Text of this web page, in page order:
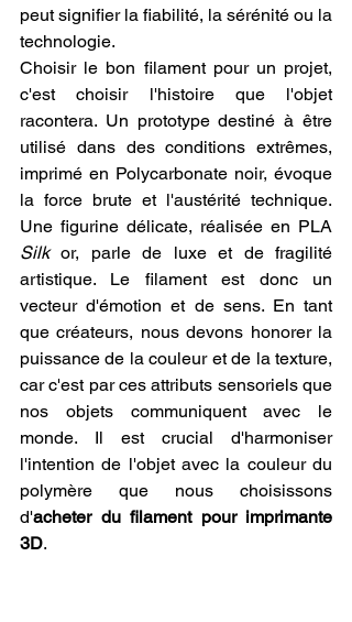
peut signifier la fiabilité, la sérénité ou la
technologie.
Choisir le bon filament pour un projet,
c'est choisir l'histoire que l'objet
racontera. Un prototype destiné à être
utilisé dans des conditions extrêmes,
imprimé en Polycarbonate noir, évoque
la force brute et l'austérité technique.
Silk or, parle de luxe et de fragilité
artistique. Le filament est donc un
vecteur d'émotion et de sens. En tant
que créateurs, nous devons honorer la
puissance de la couleur et de la texture,
car c'est par ces attributs sensoriels que
nos objets communiquent avec le
monde. Il est crucial d'harmoniser
l'intention de l'objet avec la couleur du
polymère que nous choisissons
d'acheter du filament pour imprimante
3D.